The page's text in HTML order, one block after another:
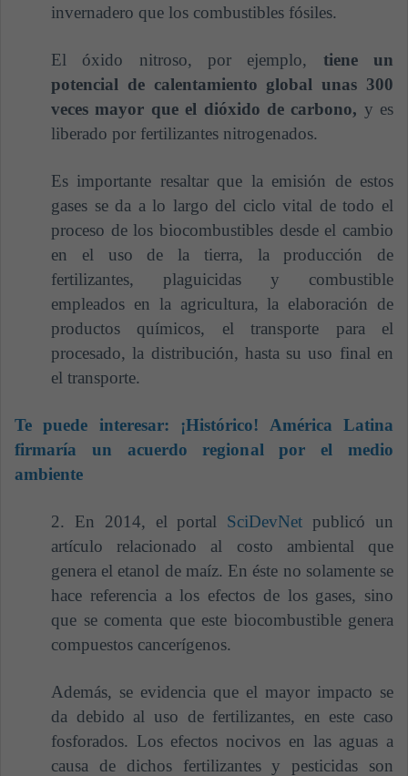
invernadero que los combustibles fósiles.
El óxido nitroso, por ejemplo, tiene un
potencial de calentamiento global unas 300
veces mayor que el dióxido de carbono, y es
liberado por fertilizantes nitrogenados.
Es importante resaltar que la emisión de estos
gases se da a lo largo del ciclo vital de todo el
proceso de los biocombustibles desde el cambio
en el uso de la tierra, la producción de
fertilizantes, plaguicidas y combustible
empleados en la agricultura, la elaboración de
productos químicos, el transporte para el
procesado, la distribución, hasta su uso final en
el transporte.
Te puede interesar: ¡Histórico! América Latina
firmaría un acuerdo regional por el medio
ambiente
2. En 2014, el portal SciDevNet publicó un
artículo relacionado al costo ambiental que
genera el etanol de maíz. En éste no solamente se
hace referencia a los efectos de los gases, sino
que se comenta que este biocombustible genera
compuestos cancerígenos.
Además, se evidencia que el mayor impacto se
da debido al uso de fertilizantes, en este caso
fosforados. Los efectos nocivos en las aguas a
causa de dichos fertilizantes y pesticidas son